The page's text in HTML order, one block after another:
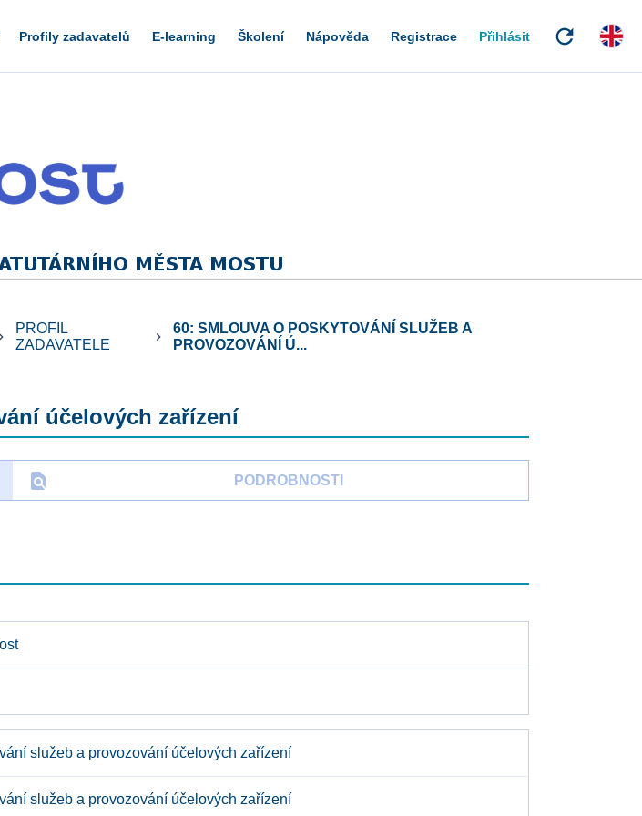
Profily zadavatelů E-learning Školení Nápověda Registrace Přihlásit refresh
keyboard_arrow_right
PROFIL
ZADAVATELE
keyboard_arrow_right
60: SMLOUVA O POSKYTOVÁNÍ SLUŽEB A
PROVOZOVÁNÍ Ú...
účelových zařízení
find_in_page PODROBNOSTI
služeb a provozování účelových zařízení
služeb a provozování účelových zařízení